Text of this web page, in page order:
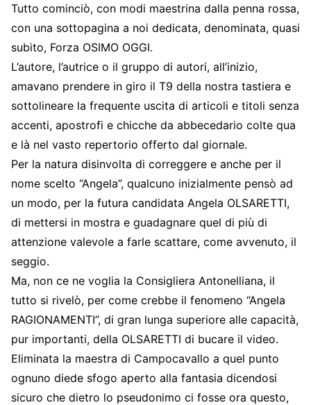
Tutto cominciò, con modi maestrina dalla penna rossa,
con una sottopagina a noi dedicata, denominata, quasi
subito, Forza OSIMO OGGI.
L’autore, l’autrice o il gruppo di autori, all’inizio,
amavano prendere in giro il T9 della nostra tastiera e
sottolineare la frequente uscita di articoli e titoli senza
accenti, apostrofi e chicche da abbecedario colte qua
e là nel vasto repertorio offerto dal giornale.
Per la natura disinvolta di correggere e anche per il
nome scelto “Angela”, qualcuno inizialmente pensò ad
un modo, per la futura candidata Angela OLSARETTI,
di mettersi in mostra e guadagnare quel di più di
attenzione valevole a farle scattare, come avvenuto, il
seggio.
Ma, non ce ne voglia la Consigliera Antonelliana, il
tutto si rivelò, per come crebbe il fenomeno “Angela
RAGIONAMENTI”, di gran lunga superiore alle capacità,
pur importanti, della OLSARETTI di bucare il video.
Eliminata la maestra di Campocavallo a quel punto
ognuno diede sfogo aperto alla fantasia dicendosi
sicuro che dietro lo pseudonimo ci fosse ora questo,